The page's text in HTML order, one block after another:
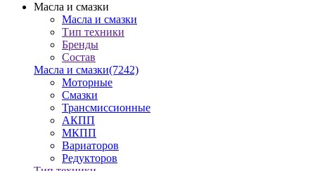
Масла и смазки
Масла и смазки
Тип техники
Бренды
Состав
Масла и смазки(7242)
Моторные
Смазки
Трансмиссионные
АКПП
МКПП
Вариаторов
Редукторов